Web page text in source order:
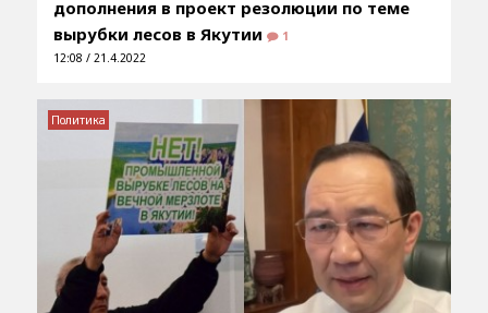
дополнения в проект резолюции по теме
вырубки лесов в Якутии
1
12:08 / 21.4.2022
Политика